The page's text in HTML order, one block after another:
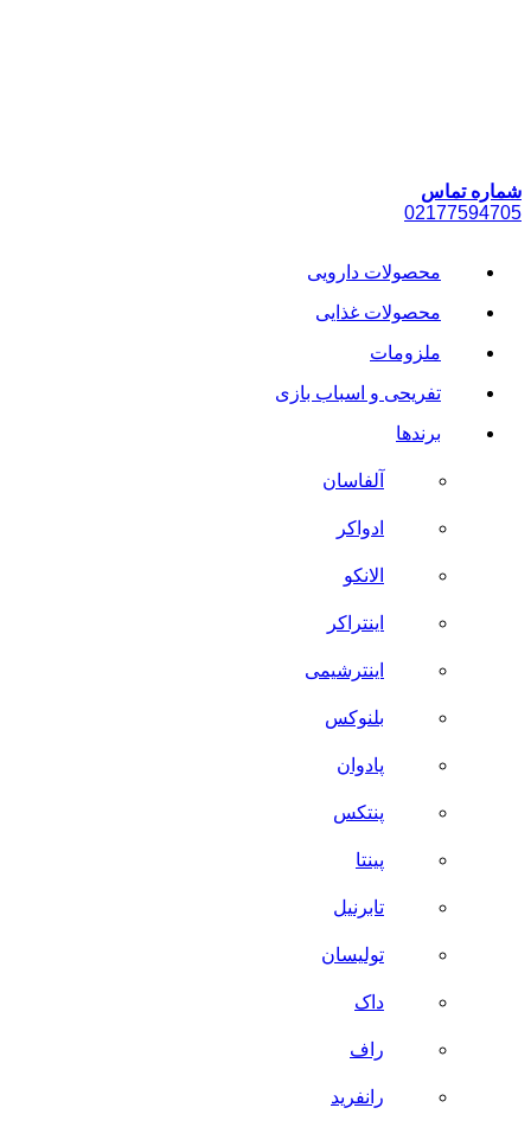
شماره تماس
02177594705
محصولات دارویی
محصولات غذایی
ملزومات
تفریحی و اسباب بازی
برندها
آلفاسان
ادواکر
الانکو
اینتراکر
اینترشیمی
بلنوکس
پادوان
پنتکس
پینتا
تابرنیل
تولیسان
داک
راف
رانفرید